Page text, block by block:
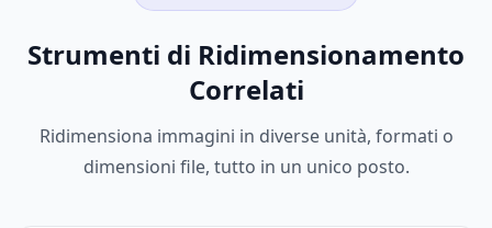
Strumenti di Ridimensionamento
Correlati
Ridimensiona immagini in diverse unità, formati o
dimensioni file, tutto in un unico posto.